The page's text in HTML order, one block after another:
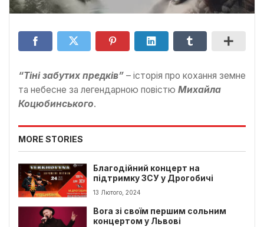
“Тіні забутих предків” – історія про кохання земне
та небесне за легендарною повістю Михайла
Коцюбинського.
MORE STORIES
Благодійний концерт на
підтримку ЗСУ у Дрогобичі
13 Лютого, 2024
Bora зі своїм першим сольним
концертом у Львові